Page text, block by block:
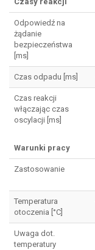
Odpowiedź na
żądanie
bezpieczeństwa
[ms]
Czas odpadu [ms]
Czas reakcji
włączając czas
oscylacji [ms]
Warunki pracy
Zastosowanie
Temperatura
otoczenia [°C]
Uwaga dot.
temperatury